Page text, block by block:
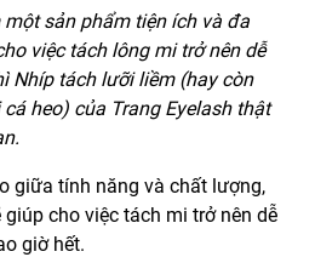
sản phẩm tiện ích và đa
việc tách lông mi trở nên dễ
Nhíp tách lưỡi liềm (hay còn
heo) của Trang Eyelash thật
giữa tính năng và chất lượng,
cho việc tách mi trở nên dễ
giờ hết.